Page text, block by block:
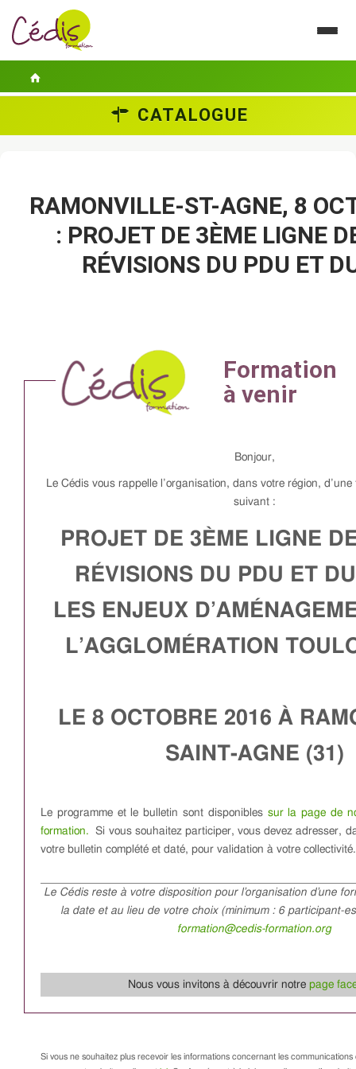
GUIDES PRATIQUES
CATALOGUE
RAMONVILLE-ST-AGNE, 8
: PROJET DE 3ÈME LIGNE
RÉVISIONS DU PDU ET
Bonjour,
Le Cédis vous rappelle l’organisation, dans votre région,
suivant :
PROJET DE 3ÈME LIGNE
RÉVISIONS DU PDU ET
LES ENJEUX
L’AGGLOMÉRATION
LE 8 OCTOBRE 2016 À
SAINT-AGNE (31)
Le programme et le bulletin sont disponibles sur la page de
formation.
Si vous souhaitez participer, vous devez adresser,
votre bulletin complété et daté, pour validation à votre collectivité.
Le Cédis reste à votre disposition pour l’organisation d’une
la date et au lieu de votre choix (minimum : 6 participant-
formation@cedis-formation.org
Nous vous invitons à découvrir notre page
Si vous ne souhaitez plus recevoir les informations concernant les communications